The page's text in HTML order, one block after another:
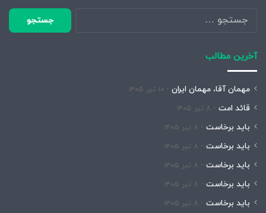
جستجو
برای:
آخرین مطالب
مهمان آقا، مهمان ایران ۱۰ تیر ۱۴۰۵
قائد امت ۸ تیر ۱۴۰۵
باید برخاست ۸ تیر ۱۴۰۵
باید برخاست ۸ تیر ۱۴۰۵
باید برخاست ۸ تیر ۱۴۰۵
باید برخاست ۸ تیر ۱۴۰۵
باید برخاست ۸ تیر ۱۴۰۵